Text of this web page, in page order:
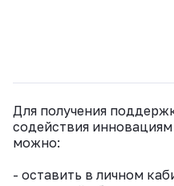
Для получения
содействия
можно:
- оставить в личном